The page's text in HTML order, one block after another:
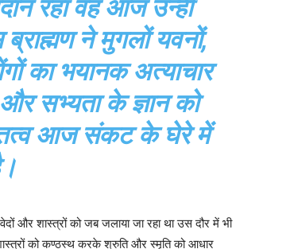
रहा वह आज उन्हीं
ब्राह्मण ने मुगलों यवनों,
का भयानक अत्याचार
सभ्यता के ज्ञान को
आज संकट के घेरे में
और शास्त्रों को जब जलाया जा रहा था उस दौर में भी
को कण्ठस्थ करके श्रुति और स्मृति को आधार